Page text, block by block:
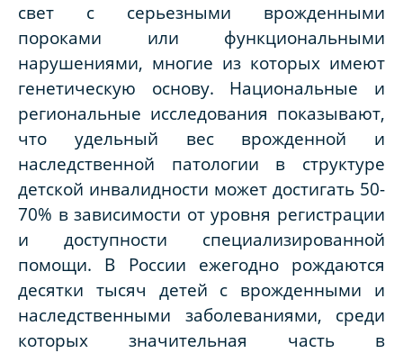
свет с серьезными врожденными
пороками или функциональными
нарушениями, многие из которых имеют
генетическую основу. Национальные и
региональные исследования показывают,
что удельный вес врожденной и
наследственной патологии в структуре
детской инвалидности может достигать 50-
70% в зависимости от уровня регистрации
и доступности специализированной
помощи. В России ежегодно рождаются
десятки тысяч детей с врожденными и
наследственными заболеваниями, среди
которых значительная часть в